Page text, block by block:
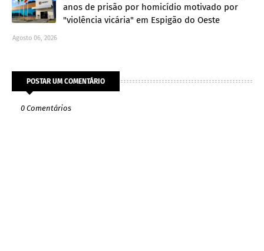
anos de prisão por homicídio motivado por
"violência vicária" em Espigão do Oeste
Agosto 06, 2026
POSTAR UM COMENTÁRIO
0 Comentários